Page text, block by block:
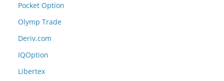
Pocket Option
Olymp Trade
Deriv.com
IQOption
Libertex